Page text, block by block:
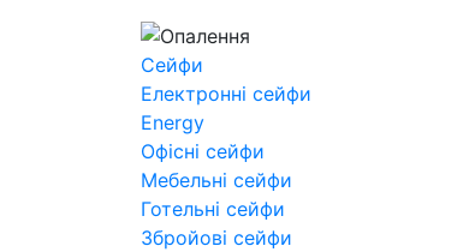
Сейфи
Електронні сейфи
Energy
Офісні сейфи
Мебельні сейфи
Готельні сейфи
Збройові сейфи